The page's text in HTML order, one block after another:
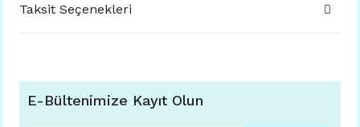
Taksit Seçenekleri
E-Bültenimize Kayıt Olun